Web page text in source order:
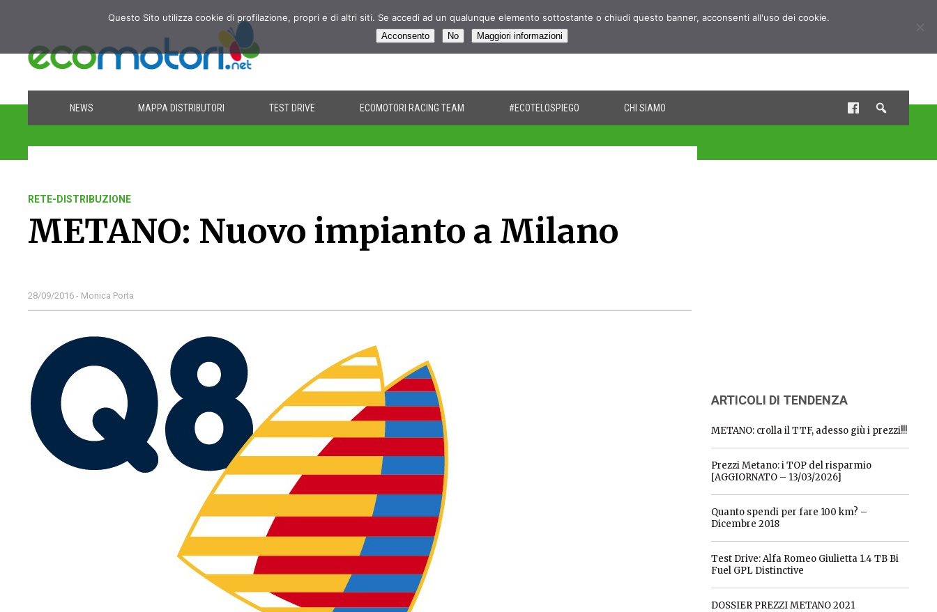
NEWS MAPPA DISTRIBUTORI TEST DRIVE ECOMOTORI RACING TEAM #ECOTELOSPIEGO CHI SIAMO
RETE-DISTRIBUZIONE
METANO: Nuovo impianto a Milano
28/09/2016 - Monica Porta
ARTICOLI DI TENDENZA
METANO: crolla il TTF, adesso giù i prezzi!!!
Prezzi Metano: i TOP del risparmio
[AGGIORNATO – 13/03/2026]
Quanto spendi per fare 100 km? –
Dicembre 2018
Test Drive: Alfa Romeo Giulietta 1.4 TB Bi
Fuel GPL Distinctive
DOSSIER PREZZI METANO 2021
Questo Sito utilizza cookie di profilazione, propri e di altri siti. Se accedi ad un qualunque elemento sottostante o chiudi questo banner, acconsenti all'uso dei cookie.
Acconsento No Maggiori informazioni